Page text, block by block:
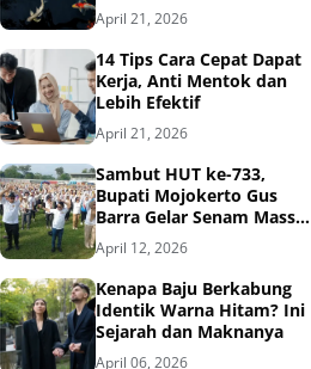
April 21, 2026
14 Tips Cara Cepat Dapat
Kerja, Anti Mentok dan
Lebih Efektif
April 21, 2026
Sambut HUT ke-733,
Bupati Mojokerto Gus
Barra Gelar Senam Massal
di Stadion Gajah Mada
April 12, 2026
Kenapa Baju Berkabung
Identik Warna Hitam? Ini
Sejarah dan Maknanya
April 06, 2026